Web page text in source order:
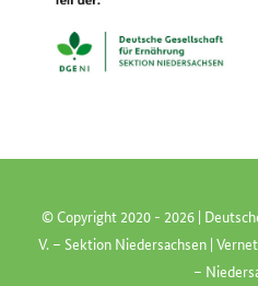
© Copyright 2020 - 2026 |
V. – Sektion Niedersachsen |
–